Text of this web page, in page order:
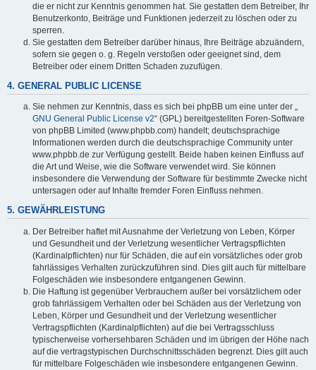
die er nicht zur Kenntnis genommen hat. Sie gestatten dem Betreiber, Ihr
Benutzerkonto, Beiträge und Funktionen jederzeit zu löschen oder zu
sperren.
Sie gestatten dem Betreiber darüber hinaus, Ihre Beiträge abzuändern,
sofern sie gegen o. g. Regeln verstoßen oder geeignet sind, dem
Betreiber oder einem Dritten Schaden zuzufügen.
4. GENERAL PUBLIC LICENSE
Sie nehmen zur Kenntnis, dass es sich bei phpBB um eine unter der „
GNU General Public License v2“ (GPL) bereitgestellten Foren-Software
von phpBB Limited (www.phpbb.com) handelt; deutschsprachige
Informationen werden durch die deutschsprachige Community unter
www.phpbb.de zur Verfügung gestellt. Beide haben keinen Einfluss auf
die Art und Weise, wie die Software verwendet wird. Sie können
insbesondere die Verwendung der Software für bestimmte Zwecke nicht
untersagen oder auf Inhalte fremder Foren Einfluss nehmen.
5. GEWÄHRLEISTUNG
Der Betreiber haftet mit Ausnahme der Verletzung von Leben, Körper
und Gesundheit und der Verletzung wesentlicher Vertragspflichten
(Kardinalpflichten) nur für Schäden, die auf ein vorsätzliches oder grob
fahrlässiges Verhalten zurückzuführen sind. Dies gilt auch für mittelbare
Folgeschäden wie insbesondere entgangenen Gewinn.
Die Haftung ist gegenüber Verbrauchern außer bei vorsätzlichem oder
grob fahrlässigem Verhalten oder bei Schäden aus der Verletzung von
Leben, Körper und Gesundheit und der Verletzung wesentlicher
Vertragspflichten (Kardinalpflichten) auf die bei Vertragsschluss
typischerweise vorhersehbaren Schäden und im übrigen der Höhe nach
auf die vertragstypischen Durchschnittsschäden begrenzt. Dies gilt auch
für mittelbare Folgeschäden wie insbesondere entgangenen Gewinn.